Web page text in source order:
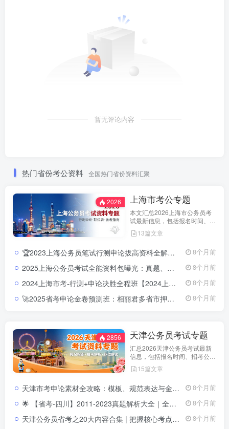
暂无评论内容
热门省份考公资料 全国热门省份资料汇聚
2026 上海市考公专题
本文汇总2026上海市公务员考
试最新信息，包括报名时间、招
考公告、职位表、笔试科目及行
测申论备考指南。通过政策解读
天津市考特点，合理安排备考计
13篇文章
🏆2023上海公务员笔试行测申论拔高资料全解：提分必备📘来源：教育学习网（jiaoyuxuexi.com ） 📦资源类型：上海公务员笔试提分课程+讲义 📚覆盖方向：行测、申论、常识判断、数量关系、言语理解、判断推理、资料分析等全模块 8个月前
2025上海公务员考试全能资料包曝光：真题、申论、行测、政策全收录2025上海公务员考试全能资料包｜含历年真题+行测申论解析+市政热点合集｜教育学习网 8个月前
2024上海市考-行测+申论决胜全程班【2024上海市考全程班】一次掌握行测+申论，突破高分就在眼前！ 8个月前
🚀2025省考申论金卷预测班：相丽君多省市押题高分路径2025省考申论金卷预测视频课程 8个月前
2856 天津公务员考试专题
汇总2026天津公务员考试最新
信息，包括报名时间、招考公
告、职位表、笔试科目及行测申
论备考指南。通过政策解读和考
市考特点，合理安排备考计划，
15篇文章
天津市考申论素材全攻略：模板、规范表达与金句积累指南天津市考申论素材积累攻略：模板、规范表达与金句提升指南 8个月前
🌟 【省考-四川】2011-2023真题解析大全｜全省历年申论&行测题库四川省历年真题带解析 | 2011-2023申论&行测真题合集 8个月前
天津公务员省考之20大内容合集 | 把握核心考点天津公务员省考之20大内容合集｜二十大报告精讲+常识精编+思维导图系统课 8个月前